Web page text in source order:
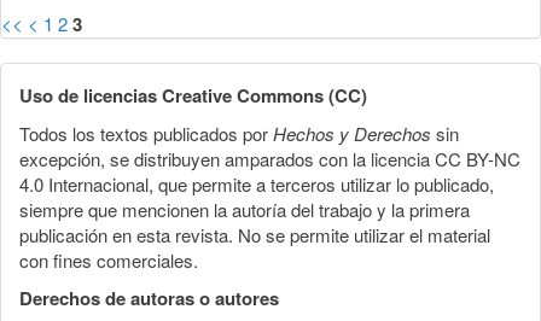
<< < 1 23
Uso de licencias Creative Commons (CC)
Todos los textos publicados porHechos y Derechos sin
excepción, se distribuyen amparados con la licencia CC BY-NC
4.0 Internacional, que permite a terceros utilizar lo publicado,
siempre que mencionen la autoría del trabajo y la primera
publicación en esta revista. No se permite utilizar el material
con fines comerciales.
Derechos de autoras o autores